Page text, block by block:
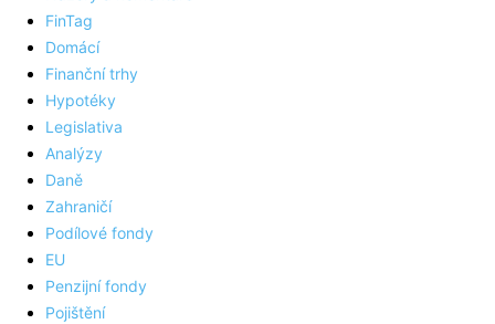
FinTag
Domácí
Finanční trhy
Hypotéky
Legislativa
Analýzy
Daně
Zahraničí
Podílové fondy
EU
Penzijní fondy
Pojištění